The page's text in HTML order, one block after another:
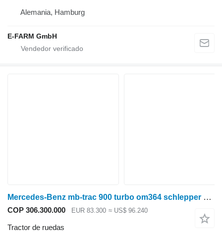
Alemania, Hamburg
E-FARM GmbH
Mercedes-Benz mb-trac 900 turbo om364 schlepper oldtimer tüv neu
COP 306.300.000 EUR 83.300 ≈ US$ 96.240
Tractor de ruedas